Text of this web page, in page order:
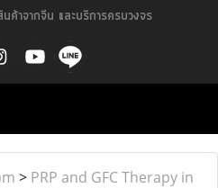
ค้าจากจีน และบริการครบวงจร
> PRP and GFC Therapy in